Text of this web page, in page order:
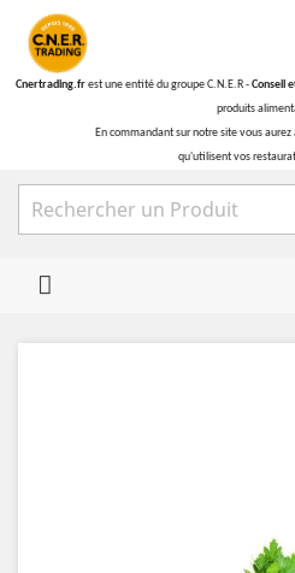
Cnertrading.frest une entité du groupe C.N.E.R -Conseil
produits
En commandant sur notre site vous
qu'utilisent vos